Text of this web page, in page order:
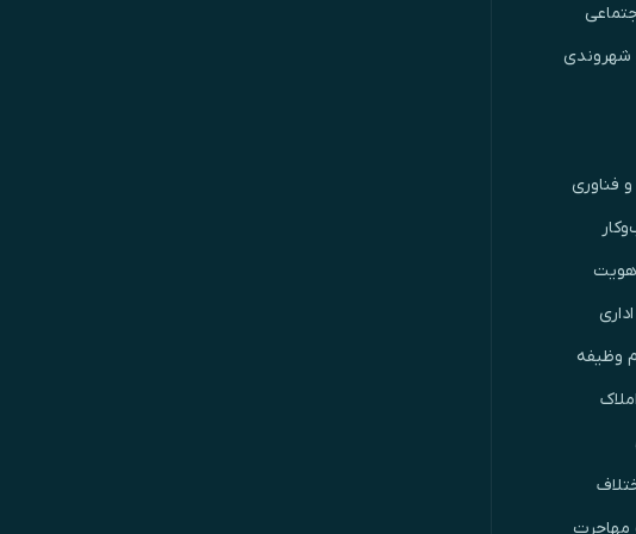
شهروندی
فناوری
هویت
وظیفه
مهاجرت